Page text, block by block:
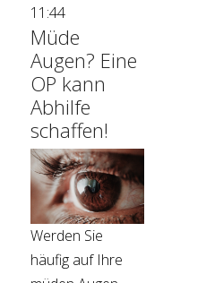
11:44
Müde
Augen? Eine
OP kann
Abhilfe
schaffen!
Werden Sie
häufig auf Ihre